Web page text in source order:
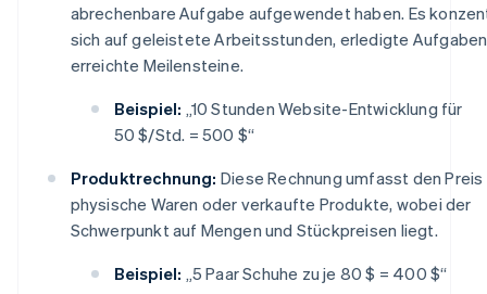
abrechenbare Aufgabe aufgewendet haben. Es
sich auf geleistete Arbeitsstunden, erledigte
erreichte Meilensteine.
Beispiel: „10 Stunden Website-Entwicklung für
50 $/Std. = 500 $“
Produktrechnung: Diese Rechnung umfasst den
physische Waren oder verkaufte Produkte, wobei der
Schwerpunkt auf Mengen und Stückpreisen liegt.
Beispiel: „5 Paar Schuhe zu je 80 $ = 400 $“